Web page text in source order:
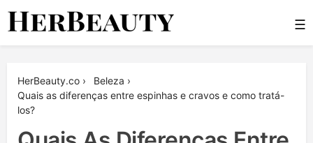
Skip
☰
HerBeauty.co › Beleza ›
Quais as diferenças entre espinhas e cravos e como tratá-
los?